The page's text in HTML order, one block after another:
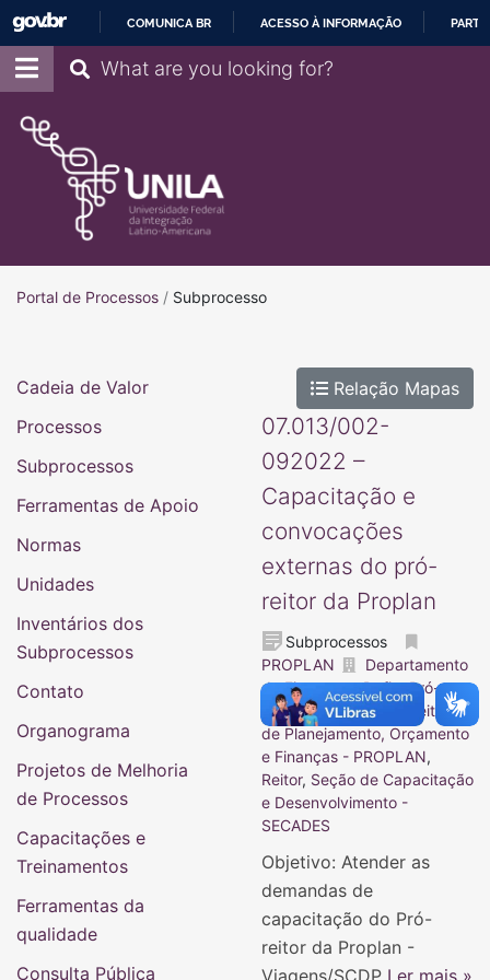
COMUNICA BR ACESSO À INFORMAÇÃO
Pesquisar
Portal de ProcessosPortal de Processos
/ Subprocesso
Relação Mapas
07.013/002-
092022 –
Capacitação e
convocações
externas do pró-
reitor da Proplan
Subprocessos
PROPLAN
Departamento
de Finanças - Defin,Pró-
reitor - Proplan, Pró-Reitoria
de Planejamento, Orçamento
e Finanças - PROPLAN,
Reitor, Seção de Capacitação
e Desenvolvimento -
SECADES
Objetivo: Atender as
demandas de
capacitação do Pró-
reitor da Proplan -
Cadeia de Valor
Processos
Subprocessos
Ferramentas de Apoio
Normas
Unidades
Inventários dos
Subprocessos
Contato
Organograma
Projetos de Melhoria
de Processos
Capacitações e
Treinamentos
Ferramentas da
qualidade
Consulta Pública